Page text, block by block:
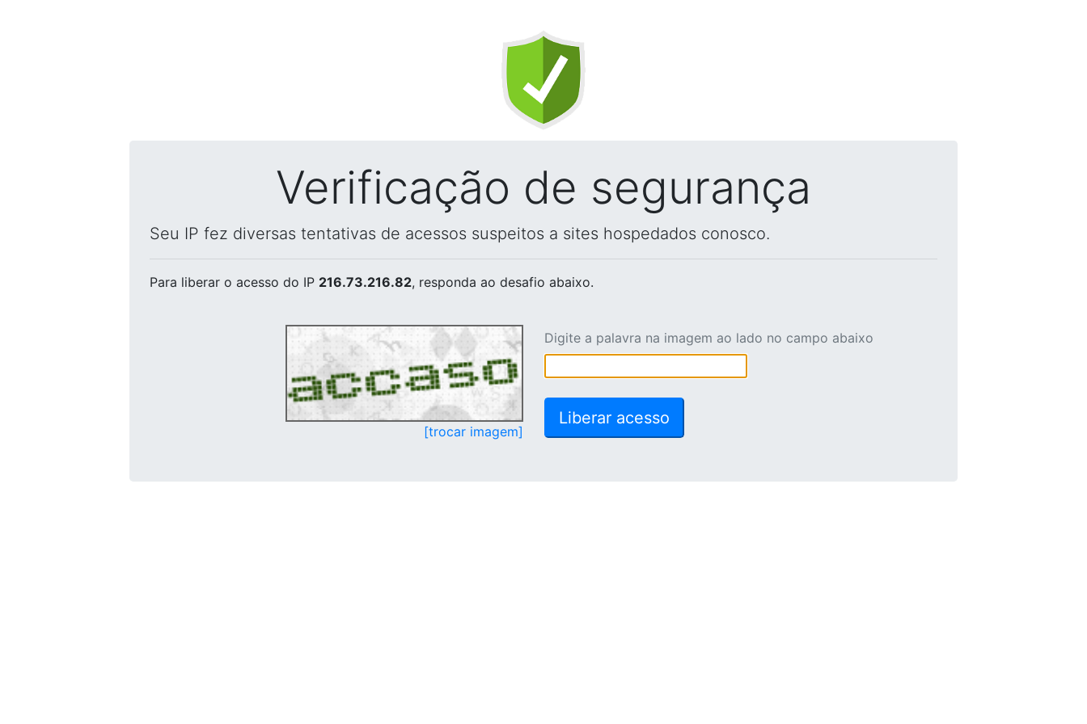
Verificação de segurança
Seu IP fez diversas tentativas de acessos suspeitos a sites hospedados conosco.
Para liberar o acesso do IP 216.73.216.82, responda ao desafio abaixo.
[trocar imagem]
Digite a palavra na imagem ao lado no campo abaixo